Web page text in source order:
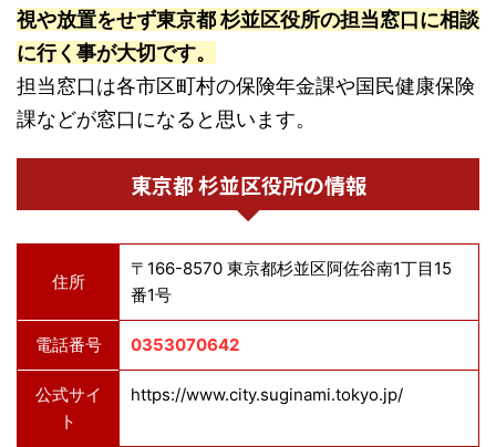
視や放置をせず東京都 杉並区役所の担当窓口に相談
に行く事が大切です。
担当窓口は各市区町村の保険年金課や国民健康保険
課などが窓口になると思います。
東京都 杉並区役所の情報
住所
〒166-8570 東京都杉並区阿佐谷南1丁目15
番1号
電話番号 0353070642
公式サイ
ト
https://www.city.suginami.tokyo.jp/